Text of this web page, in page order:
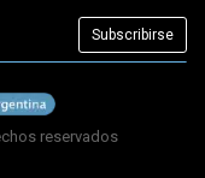
reservados